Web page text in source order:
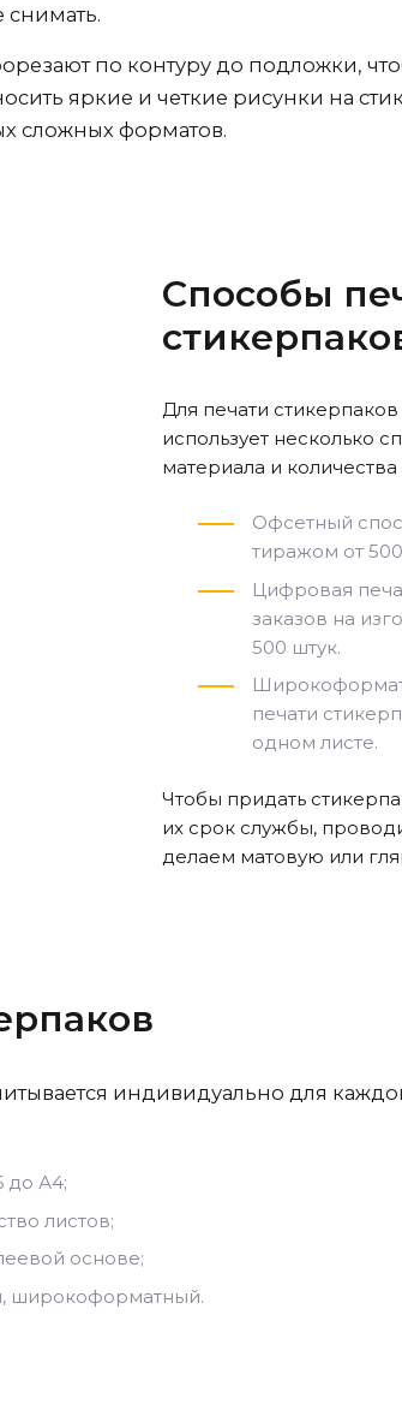
по контуру до подложки,
яркие и четкие рисунки на
сложных форматов.
Способы
Для печати
использует несколько
материала и
Офсетный
тиражом от
Цифровая
заказов на
500 штук.
печати
одном листе.
Чтобы придать
их срок службы,
делаем матовую или
индивидуально для
до А4;
листов;
основе;
широкоформатный.